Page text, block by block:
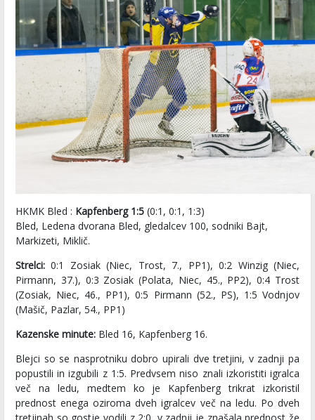
HKMK Bled : Kapfenberg 1:5 (0:1, 0:1, 1:3)
Bled, Ledena dvorana Bled, gledalcev 100, sodniki Bajt,
Markizeti, Miklič.
Strelci: 0:1 Zosiak (Niec, Trost, 7., PP1), 0:2 Winzig (Niec,
Pirmann, 37.), 0:3 Zosiak (Polata, Niec, 45., PP2), 0:4 Trost
(Zosiak, Niec, 46., PP1), 0:5 Pirmann (52., PS), 1:5 Vodnjov
(Mašič, Pazlar, 54., PP1)
Kazenske minute: Bled 16, Kapfenberg 16.
Blejci so se nasprotniku dobro upirali dve tretjini, v zadnji pa
popustili in izgubili z 1:5. Predvsem niso znali izkoristiti igralca
več na ledu, medtem ko je Kapfenberg trikrat izkoristil
prednost enega oziroma dveh igralcev več na ledu. Po dveh
tretjinah so gostje vodili z 2:0, v zadnji je znašala prednost že